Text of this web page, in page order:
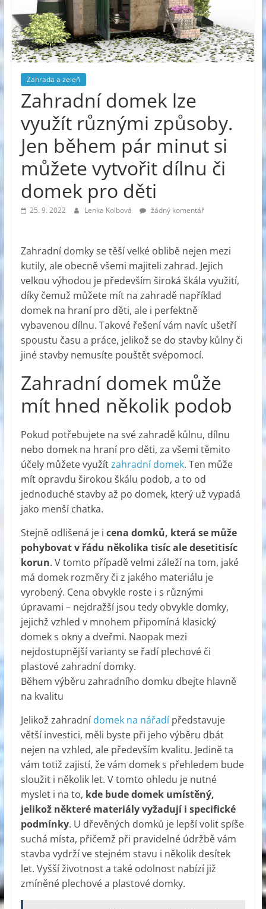
Zahrada a zeleň
Zahradní domek lze
využít různými způsoby.
Jen během pár minut si
můžete vytvořit dílnu či
domek pro děti
25. 9. 2022 Lenka Kolbová žádný komentář
Zahradní domky se těší velké oblibě nejen mezi
kutily, ale obecně všemi majiteli zahrad. Jejich
velkou výhodou je především široká škála využití,
díky čemuž můžete mít na zahradě například
domek na hraní pro děti, ale i perfektně
vybavenou dílnu. Takové řešení vám navíc ušetří
spoustu času a práce, jelikož se do stavby kůlny či
jiné stavby nemusíte pouštět svépomocí.
Zahradní domek může
mít hned několik podob
Pokud potřebujete na své zahradě kůlnu, dílnu
nebo domek na hraní pro děti, za všemi těmito
účely můžete využítzahradní domek. Ten může
mít opravdu širokou škálu podob, a to od
jednoduché stavby až po domek, který už vypadá
jako menší chatka.
Stejně odlišená je i cena domků, která se může
pohybovat v řádu několika tisíc ale desetitisíc
korun. V tomto případě velmi záleží na tom, jaké
má domek rozměry či z jakého materiálu je
vyrobený. Cena obvykle roste i s různými
úpravami – nejdražší jsou tedy obvykle domky,
jejichž vzhled v mnohem připomíná klasický
domek s okny a dveřmi. Naopak mezi
nejdostupnější varianty se řadí plechové či
plastové zahradní domky.
Během výběru zahradního domku dbejte hlavně
na kvalitu
Jelikož zahradní domek na nářadípředstavuje
větší investici, měli byste při jeho výběru dbát
nejen na vzhled, ale především kvalitu. Jedině ta
vám totiž zajistí, že vám domek s přehledem bude
sloužit i několik let. V tomto ohledu je nutné
myslet i na to, kde bude domek umístěný,
jelikož některé materiály vyžadují i specifické
podmínky. U dřevěných domků je lepší volit spíše
suchá místa, přičemž při pravidelné údržbě vám
stavba vydrží ve stejném stavu i několik desítek
let. Vyšší životnost a také odolnost nabízí již
zmíněné plechové a plastové domky.